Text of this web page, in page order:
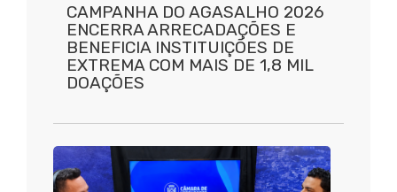
CAMPANHA DO AGASALHO 2026
ENCERRA ARRECADAÇÕES E
BENEFICIA INSTITUIÇÕES DE
EXTREMA COM MAIS DE 1,8 MIL
DOAÇÕES